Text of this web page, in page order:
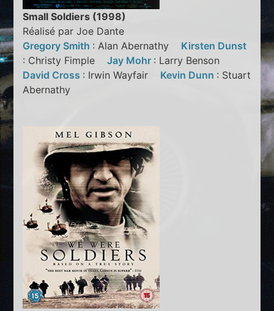
Small Soldiers (1998)
Réalisé par Joe Dante
Gregory Smith : Alan Abernathy Kirsten Dunst
: Christy FimpleJay Mohr : Larry Benson
David Cross : Irwin Wayfair Kevin Dunn : Stuart
Abernathy